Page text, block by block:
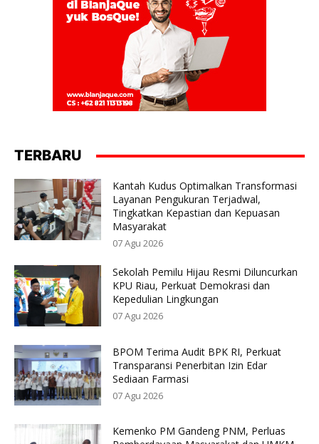
TERBARU
Kantah Kudus Optimalkan Transformasi
Layanan Pengukuran Terjadwal,
Tingkatkan Kepastian dan Kepuasan
Masyarakat
07 Agu 2026
Sekolah Pemilu Hijau Resmi Diluncurkan
KPU Riau, Perkuat Demokrasi dan
Kepedulian Lingkungan
07 Agu 2026
BPOM Terima Audit BPK RI, Perkuat
Transparansi Penerbitan Izin Edar
Sediaan Farmasi
07 Agu 2026
Kemenko PM Gandeng PNM, Perluas